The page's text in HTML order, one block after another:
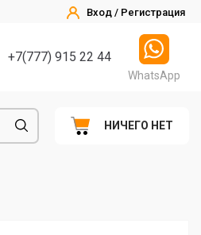
Вход / Регистрация
+7(777) 915 22 44
WhatsApp
НИЧЕГО НЕТ